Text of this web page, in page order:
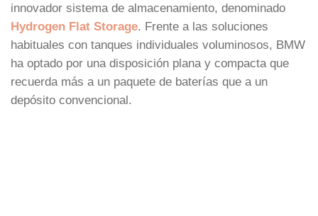
innovador sistema de almacenamiento, denominado
Hydrogen Flat Storage. Frente a las soluciones
habituales con tanques individuales voluminosos, BMW
ha optado por una disposición plana y compacta que
recuerda más a un paquete de baterías que a un
depósito convencional.